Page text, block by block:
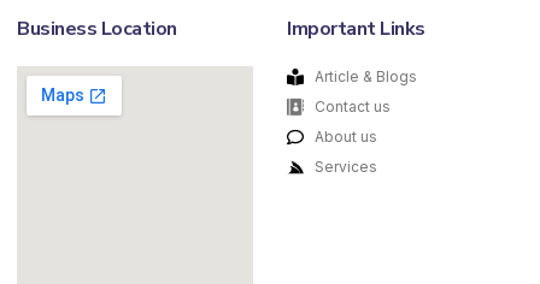
Business Location Important Links
Article & Blogs
Contact us
About us
Services